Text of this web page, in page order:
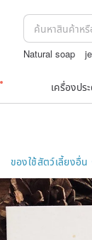
Natural soap
เครื่องปร
ของใช้สัตว์เลี้ยงอื่น